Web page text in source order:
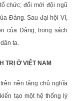
chức; đổi mới đội ngũ
Đảng. Sau đại hội VI,
của Đảng, trong sách
ta.
TRỊ Ở VIỆT NAM
nền tảng chủ nghĩa
tạo một hệ thống lý